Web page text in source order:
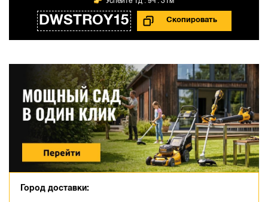
DWSTROY15
Город доставки: